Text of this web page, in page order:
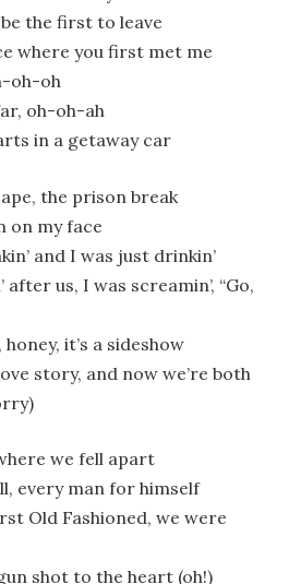
be the first to leave
where you first met me
oh-oh
oh-oh-ah
in a getaway car
the prison break
on my face
and I was just drinkin’
after us, I was screamin’, “Go,
it’s a sideshow
story, and now we’re both
we fell apart
every man for himself
Old Fashioned, we were
shot to the heart (oh!)